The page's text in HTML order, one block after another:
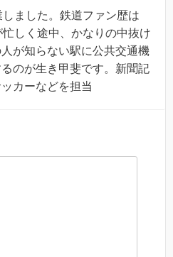
ました。鉄道ファン歴は
しく途中、かなりの中抜け
が知らない駅に公共交通機
のが生き甲斐です。新聞記
カーなどを担当